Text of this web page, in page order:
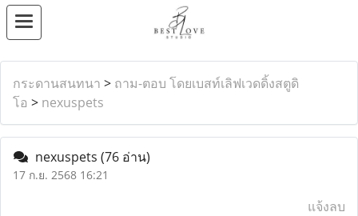
กระดานสนทนา > ถาม-ตอบ โดยเบสท์เลิฟเวดดิ้งสตูดิ
โอ > nexuspets
nexuspets (76 อ่าน)
17 ก.ย. 2568 16:21
แจ้งลบ